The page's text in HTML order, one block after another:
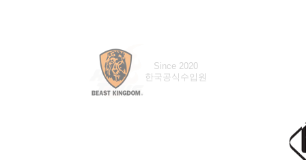
Since 2008
한국공식수입원
Since 2020
한국공식수입원